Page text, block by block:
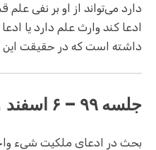
دارد می‌تواند از او بر نفی
ادعا کند وارث علم دارد یا
داشته است که در حقیقت
جلسه ۹۹ – ۶ اسفند ۱۴۰۱
بحث در ادعای ملکیت شیء